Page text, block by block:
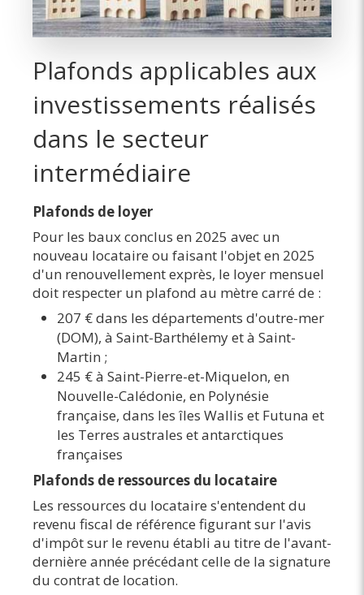
Plafonds applicables aux
investissements réalisés
dans le secteur
intermédiaire
Plafonds de loyer
Pour les baux conclus en 2025 avec un
nouveau locataire ou faisant l'objet en 2025
d'un renouvellement exprès, le loyer mensuel
doit respecter un plafond au mètre carré de :
207 € dans les départements d'outre-mer
(DOM), à Saint-Barthélemy et à Saint-
Martin ;
245 € à Saint-Pierre-et-Miquelon, en
Nouvelle-Calédonie, en Polynésie
française, dans les îles Wallis et Futuna et
les Terres australes et antarctiques
françaises
Plafonds de ressources du locataire
Les ressources du locataire s'entendent du
revenu fiscal de référence figurant sur l'avis
d'impôt sur le revenu établi au titre de l'avant-
dernière année précédant celle de la signature
du contrat de location.